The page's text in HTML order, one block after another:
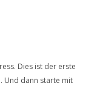
Dies ist der erste
Und dann starte mit